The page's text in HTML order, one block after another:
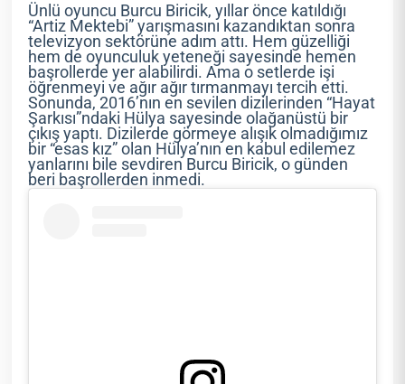
Ünlü oyuncu Burcu Biricik, yıllar önce katıldığı
“Artiz Mektebi” yarışmasını kazandıktan sonra
televizyon sektörüne adım attı. Hem güzelliği
hem de oyunculuk yeteneği sayesinde hemen
başrollerde yer alabilirdi. Ama o setlerde işi
öğrenmeyi ve ağır ağır tırmanmayı tercih etti.
Sonunda, 2016’nın en sevilen dizilerinden “Hayat
Şarkısı”ndaki Hülya sayesinde olağanüstü bir
çıkış yaptı. Dizilerde görmeye alışık olmadığımız
bir “esas kız” olan Hülya’nın en kabul edilemez
yanlarını bile sevdiren Burcu Biricik, o günden
beri başrollerden inmedi.